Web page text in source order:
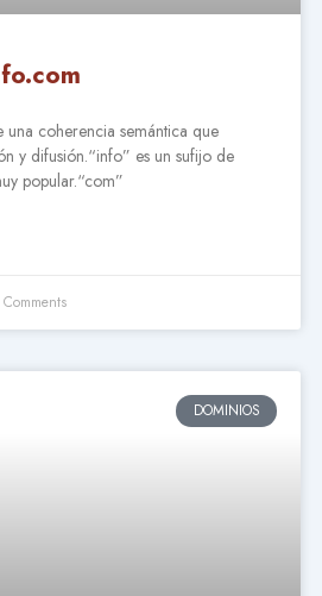
coherencia semántica que
y difusión.“info” es un sufijo de
popular.“com”
DOMINIOS